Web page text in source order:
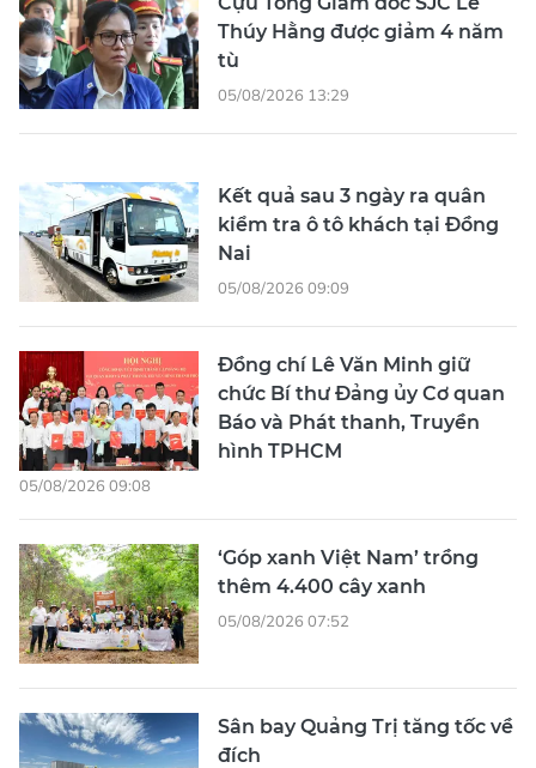
Thúy Hằng được giảm 4 năm
tù
05/08/2026 13:29
Kết quả sau 3 ngày ra quân
kiểm tra ô tô khách tại Đồng
Nai
05/08/2026 09:09
Đồng chí Lê Văn Minh giữ
chức Bí thư Đảng ủy Cơ quan
Báo và Phát thanh, Truyền
hình TPHCM
05/08/2026 09:08
‘Góp xanh Việt Nam’ trồng
thêm 4.400 cây xanh
05/08/2026 07:52
Sân bay Quảng Trị tăng tốc về
đích